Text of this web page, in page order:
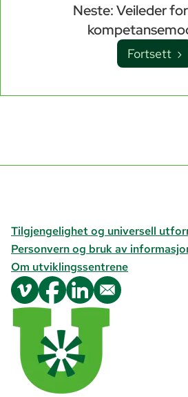
Neste: Veileder
Fortsett ›
Tilgjengelighet og universell
Personvern og bruk av
Om utviklingssentrene